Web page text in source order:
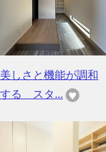
美しさと機能が調和
する スタ...